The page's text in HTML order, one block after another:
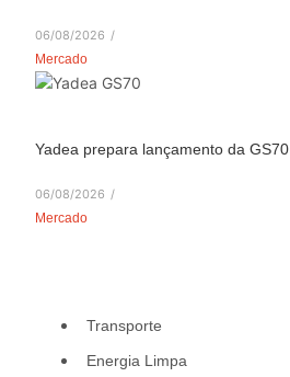
06/08/2026 /
Mercado
Yadea prepara lançamento da GS70
06/08/2026 /
Mercado
Transporte
Energia Limpa